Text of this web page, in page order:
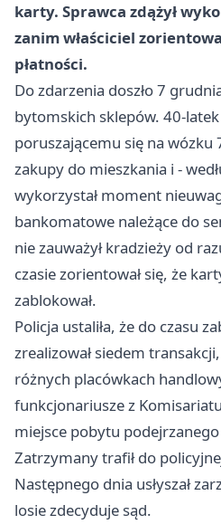
karty. Sprawca zdążył
zanim właściciel
płatności.
Do zdarzenia doszło 7
bytomskich sklepów. 40-
poruszającemu się na wózku
zakupy do mieszkania i -
wykorzystał moment
bankomatowe należące do
nie zauważył kradzieży od
czasie zorientował się, że
zablokował.
Policja ustaliła, że do czasu
zrealizował siedem
różnych placówkach
funkcjonariusze z
miejsce pobytu
Zatrzymany trafił do
Następnego dnia usłyszał
losie zdecyduje sąd.